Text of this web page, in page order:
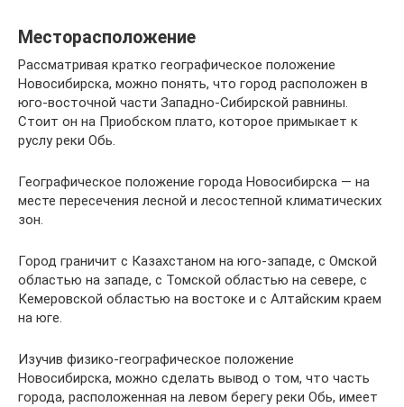
Месторасположение
Рассматривая кратко географическое положение
Новосибирска, можно понять, что город расположен в
юго-восточной части Западно-Сибирской равнины.
Стоит он на Приобском плато, которое примыкает к
руслу реки Обь.
Географическое положение города Новосибирска — на
месте пересечения лесной и лесостепной климатических
зон.
Город граничит с Казахстаном на юго-западе, с Омской
областью на западе, с Томской областью на севере, с
Кемеровской областью на востоке и с Алтайским краем
на юге.
Изучив физико-географическое положение
Новосибирска, можно сделать вывод о том, что часть
города, расположенная на левом берегу реки Обь, имеет